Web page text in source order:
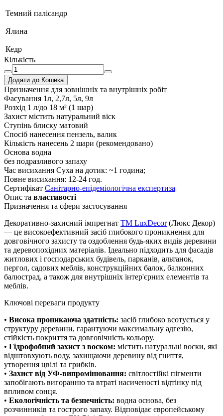
Темний палісандр
Ялина
Кедр
Кількість
Додати до Кошика
Призначення для зовнішніх та внутрішніх робіт
Фасування 1л, 2,7л, 5л, 9л
Розхід 1 л/до 18 м² (1 шар)
Захист містить натуральний віск
Ступінь блиску матовий
Спосіб нанесення пензель, валик
Кількість нанесень 2 шари (рекомендовано)
Основа водна
без подразливого запаху
Час висихання Суха на дотик: ~1 година;
Повне висихання: 12-24 год.
Сертифікат Санітарно-епідеміологічна експертиза
Опис та властивості
Призначення та сфери застосування
Декоративно-захисний імпрегнат TM LuxDecor(Люкс Декор)
— це високоефективний засіб глибокого проникнення для
довговічного захисту та оздоблення будь-яких видів деревини
та деревопохідних матеріалів. Ідеально підходить для фасадів
житлових і господарських будівель, парканів, альтанок,
пергол, садових меблів, конструкційних балок, балконних
балюстрад, а також для внутрішніх інтер'єрних елементів та
меблів.
Ключові переваги продукту
• Висока проникаюча здатність: засіб глибоко всотується у
структуру деревини, гарантуючи максимальну адгезію,
стійкість покриття та довговічність кольору.
• Гідрофобний захист з воском: містить натуральні воски, які
відштовхують воду, захищаючи деревину від гниття,
утворення цвілі та грибків.
• Захист від УФ-випромінювання: світлостійкі пігменти
запобігають вигоранню та втраті насиченості відтінку під
впливом сонця.
• Екологічність та безпечність: водна основа, без
розчинників та гострого запаху. Відповідає європейському